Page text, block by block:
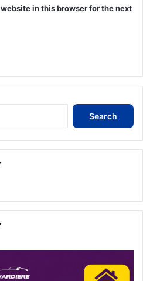
in this browser for the next
Search